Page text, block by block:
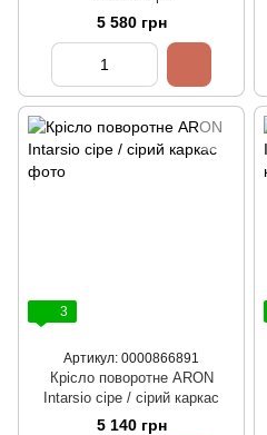
5 580 грн
3
Артикул: 0000866891
Крісло поворотне ARON
Intarsio сіре / сірий каркас
5 140 грн